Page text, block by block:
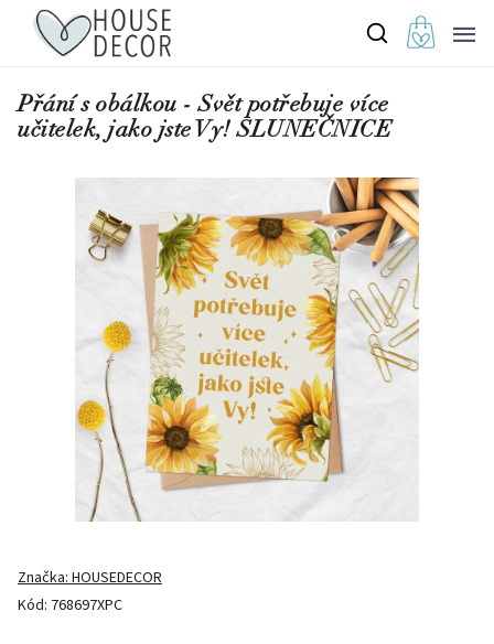
Přání s obálkou - Svět potřebuje více
učitelek, jako jste Vy! SLUNEČNICE
Kód: 768697XPC
Značka:HOUSEDECOR